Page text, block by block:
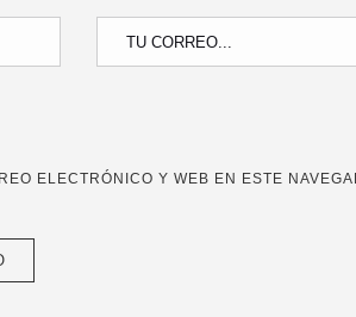
ELECTRÓNICO Y WEB EN ESTE